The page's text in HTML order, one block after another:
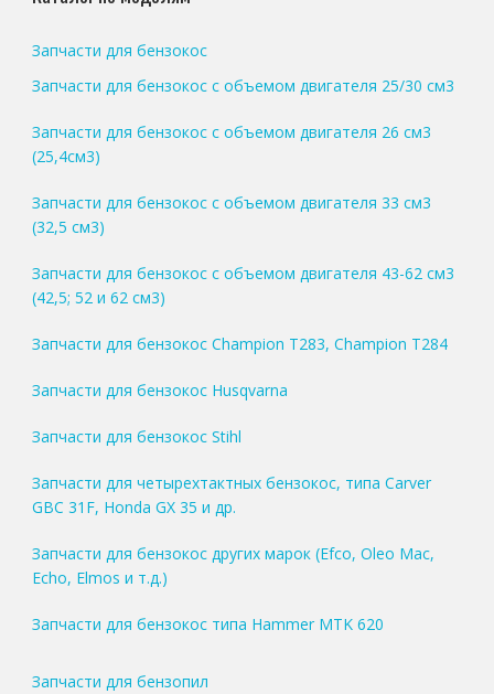
Запчасти для бензокос
Запчасти для бензокос с объемом двигателя 25/30 см3
Запчасти для бензокос с объемом двигателя 26 см3
(25,4см3)
Запчасти для бензокос с объемом двигателя 33 см3
(32,5 см3)
Запчасти для бензокос с объемом двигателя 43-62 см3
(42,5; 52 и 62 см3)
Запчасти для бензокос Champion T283, Champion T284
Запчасти для бензокос Husqvarna
Запчасти для бензокос Stihl
Запчасти для четырехтактных бензокос, типа Carver
GBC 31F, Honda GX 35 и др.
Запчасти для бензокос других марок (Efco, Oleo Mac,
Echo, Elmos и т.д.)
Запчасти для бензокос типа Hammer MTK 620
Запчасти для бензопил